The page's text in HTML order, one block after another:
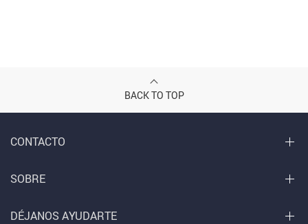
BACK TO TOP
CONTACTO
SOBRE
DÉJANOS AYUDARTE